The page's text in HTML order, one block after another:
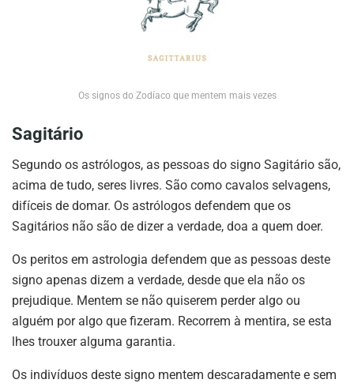
Os signos do Zodíaco que mentem mais vezes
Sagitário
Segundo os astrólogos, as pessoas do signo Sagitário são,
acima de tudo, seres livres. São como cavalos selvagens,
difíceis de domar. Os astrólogos defendem que os
Sagitários não são de dizer a verdade, doa a quem doer.
Os peritos em astrologia defendem que as pessoas deste
signo apenas dizem a verdade, desde que ela não os
prejudique. Mentem se não quiserem perder algo ou
alguém por algo que fizeram. Recorrem à mentira, se esta
lhes trouxer alguma garantia.
Os indivíduos deste signo mentem descaradamente e sem